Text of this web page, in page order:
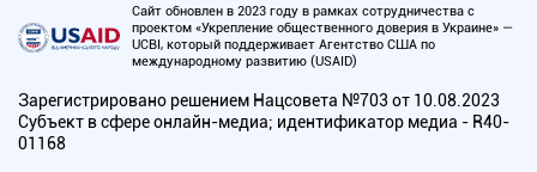
Сайт обновлен в 2023 году в рамках сотрудничества с
проектом «Укрепление общественного доверия в Украине» —
UCBI, который поддерживает Агентство США по
международному развитию (USAID)
Зарегистрировано решением Нацсовета №703 от 10.08.2023
Субъект в сфере онлайн-медиа; идентификатор медиа - R40-
01168